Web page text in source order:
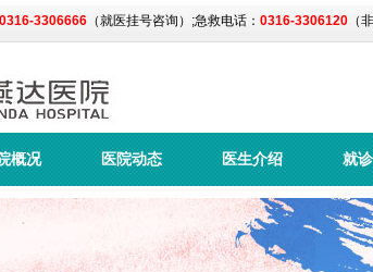
0316-3306666 （就医挂号咨询）;急救电话： 0316-3306120 （
概况 医院动态 医生介绍 就